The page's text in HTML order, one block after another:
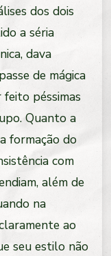
dos dois
a séria
dava
de mágica
feito péssimas
Quanto a
formação do
com
além de
na
ao
seu estilo não